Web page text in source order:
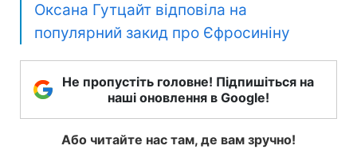
Оксана Гутцайт відповіла на
популярний закид про Єфросиніну
Не пропустіть головне! Підпишіться на
наші оновлення в Google!
Або читайте нас там, де вам зручно!